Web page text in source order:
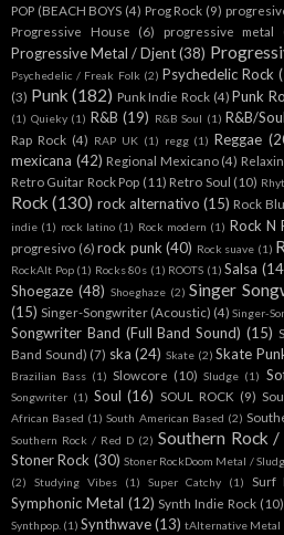
POP (BEACH BOYS (4) Prog Rock (9)
Progressive House (6) progressive metal
Progressive Metal / Djent (38)
Psychedelic / Freak Folk (2) Psychedelic Rock
(3) Punk (182) Punk Indie Rock (4) Punk
(1) Quieky (1) R&B (19) R&B Soul (1) R&B/Soul
Rap Rock (4) RAP UK (1) regg (1) Reggae
mexicana (42) Regional Mexicano (4)
Retro Guitar Rock Pop (11) Retro Soul (10)
Rock (130) rock alternativo (15) Rock
indie (1) rock latino (1) Rock modern (1) Rock N
progresivo (6) rock punk (40) Rock suave (1)
RockAlt Pop (1) Rocks 80s (1) ROOTS (1) Salsa
Shoegaze (48) Shoeghaze (2) Singer
(15) Singer-Songwriter (Acoustic) (4) Singer-
Songwriter Band (Full Band Sound) (15)
Band Sound) (7) ska (24) Skate (2) Skate
Brazilian Bass (1) Slowcore (10) Sludge (1)
Songwriter (1) Soul (16) SOUL ROCK (9)
African Based (1) South American Based (2)
Southern Rock / Red D (2) Southern Rock
Stoner Rock (30) Stoner RockDoom Metal /
(2)
Studying Vibes (1) Super Catchy (1) Surf
Symphonic Metal (12) Synth Indie Rock (10)
Synthpop. (1) Synthwave (13) tAlternative Metal